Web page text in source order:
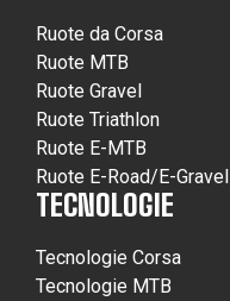
Ruote da Corsa
Ruote MTB
Ruote Gravel
Ruote Triathlon
Ruote E-MTB
Ruote E-Road/E-Gravel
TECNOLOGIE
Tecnologie Corsa
Tecnologie MTB